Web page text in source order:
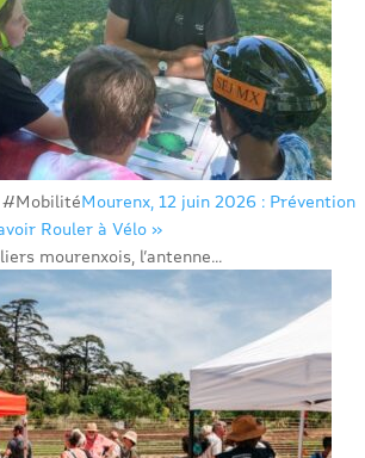
Mourenx, 12 juin 2026 : Prévention
Rouler à Vélo »
mourenxois, l’antenne...